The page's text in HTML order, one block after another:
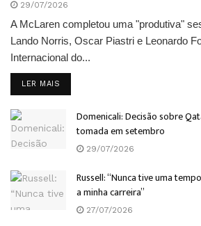
29/07/2026
A McLaren completou uma "produtiva"
Lando Norris, Oscar Piastri e Leonardo
Internacional do...
LER MAIS
Domenicali: Decisão sobre
tomada em setembro
29/07/2026
Russell: “Nunca tive uma
a minha carreira”
27/07/2026